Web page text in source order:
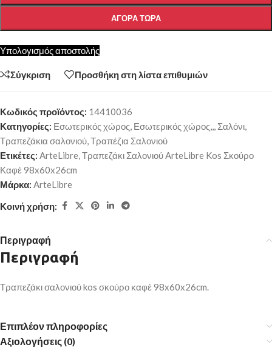
ΑΓΟΡΆ ΤΏΡΑ
Υπολογισμός αποστολής
Σύγκριση Προσθήκη στη λίστα επιθυμιών
Κωδικός προϊόντος: 14410036
Κατηγορίες: Εσωτερικός χώρος, Εσωτερικός χώρος,,, Σαλόνι,
Τραπεζάκια σαλονιού,Τραπέζια Σαλονιού
Ετικέτες: ArteLibre,Τραπεζάκι Σαλονιού ArteLibre Kos Σκούρο
Καφέ 98x60x26cm
Μάρκα: ArteLibre
Κοινή χρήση:
Περιγραφή
Περιγραφή
Τραπεζάκι σαλονιού kos σκούρο καφέ 98x60x26cm.
Επιπλέον πληροφορίες
Αξιολογήσεις (0)